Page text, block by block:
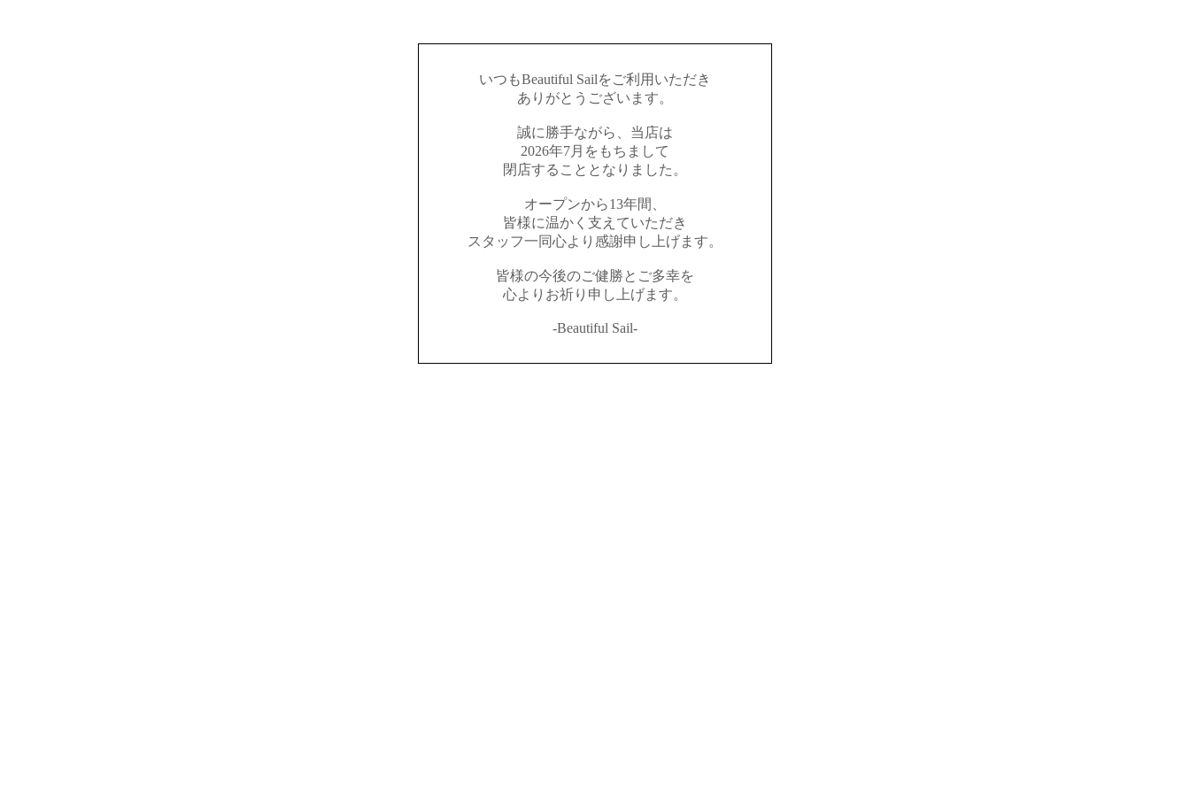
いつもBeautiful Sailをご利用いただき
ありがとうございます。
誠に勝手ながら、当店は
2026年7月をもちまして
閉店することとなりました。
オープンから13年間、
皆様に温かく支えていただき
スタッフ一同心より感謝申し上げます。
皆様の今後のご健勝とご多幸を
心よりお祈り申し上げます。
-Beautiful Sail-